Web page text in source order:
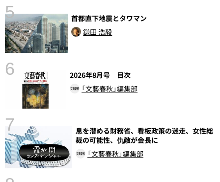
5
首都直下地震とタワマン
鎌田 浩毅
6
2026年8月号 目次
「文藝春秋」編集部
7
息を潜める財務省、看板政策の迷走、女性総
裁の可能性、仇敵が会長に
「文藝春秋」編集部